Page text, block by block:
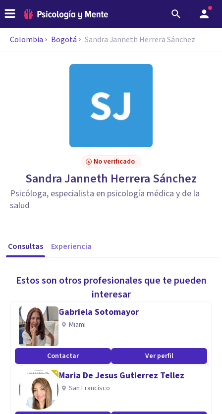
Colombia Bogotá Sandra Janneth Herrera Sánchez
No verificado
Sandra Janneth Herrera Sánchez
Psicóloga, especialista en psicología médica y de la
salud
Consultas Experiencia
Estos son otros profesionales que te pueden
interesar
Gabriela Sotomayor
Miami
Contactar Ver perfil
Maria De Jesus Gutierrez Tellez
San Francisco